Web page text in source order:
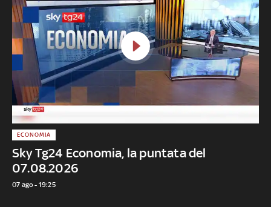
Sky Tg24 Economia, la puntata del
07.08.2026
ECONOMIA
07 ago - 19:25